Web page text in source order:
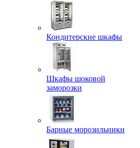
Кондитерские шкафы
Шкафы шоковой
заморозки
Барные морозильники